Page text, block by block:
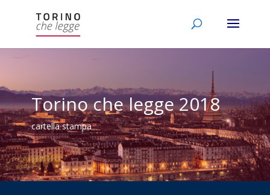
Torino che legge 2018
cartella stampa